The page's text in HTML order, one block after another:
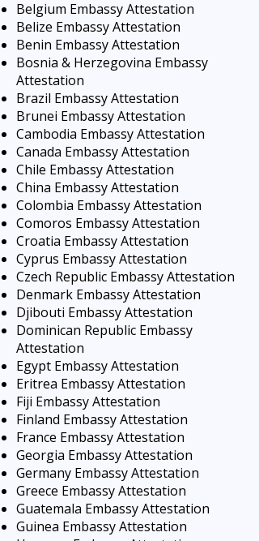
Belgium Embassy Attestation
Belize Embassy Attestation
Benin Embassy Attestation
Bosnia & Herzegovina Embassy
Attestation
Brazil Embassy Attestation
Brunei Embassy Attestation
Cambodia Embassy Attestation
Canada Embassy Attestation
Chile Embassy Attestation
China Embassy Attestation
Colombia Embassy Attestation
Comoros Embassy Attestation
Croatia Embassy Attestation
Cyprus Embassy Attestation
Czech Republic Embassy Attestation
Denmark Embassy Attestation
Djibouti Embassy Attestation
Dominican Republic Embassy
Attestation
Egypt Embassy Attestation
Eritrea Embassy Attestation
Fiji Embassy Attestation
Finland Embassy Attestation
France Embassy Attestation
Georgia Embassy Attestation
Germany Embassy Attestation
Greece Embassy Attestation
Guatemala Embassy Attestation
Guinea Embassy Attestation